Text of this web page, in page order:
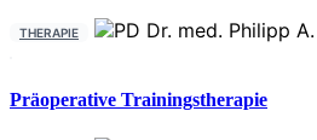
THERAPIE
Präoperative Trainingstherapie